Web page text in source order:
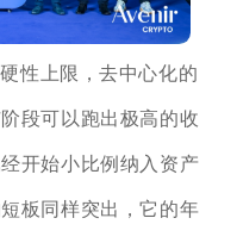
性上限，去中心化的
段可以跑出极高的收
开始小比例纳入资产
板同样突出，它的年